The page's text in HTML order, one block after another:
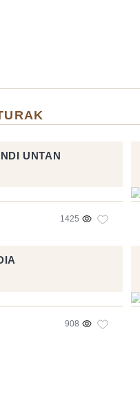
UNTAN
1425
908